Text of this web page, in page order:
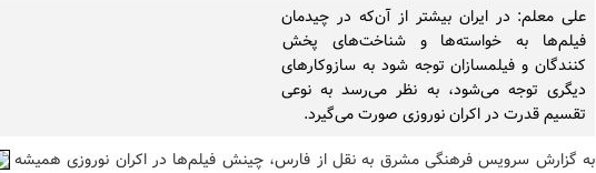
علی معلم: در ایران بیشتر از آن‌که در چیدمان
فیلم‌ها به خواسته‌ها و شناخت‌های پخش
کنندگان و فیلمسازان توجه شود به سازوکارهای
دیگری توجه می‌شود، به نظر می‌رسد به نوعی
تقسیم قدرت در اکران نوروزی صورت می‌گیرد.
به گزارش سرویس فرهنگی مشرق به نقل از فارس، چینش فیلم‌ها در اکران نوروزی همیشه